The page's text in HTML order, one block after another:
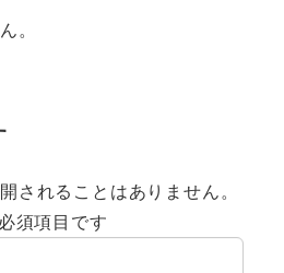
。
されることはありません。
須項目です